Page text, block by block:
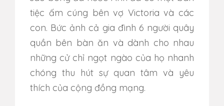
tiệc ấm cúng bên vợ Victoria và các
con. Bức ảnh cả gia đình 6 người quây
quần bên bàn ăn và dành cho nhau
những cử chỉ ngọt ngào của họ nhanh
chóng thu hút sự quan tâm và yêu
thích của cộng đồng mạng.